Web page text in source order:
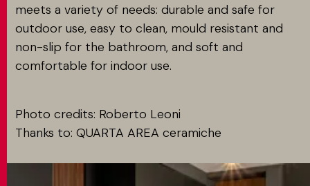
meets a variety of needs: durable and safe for
outdoor use, easy to clean, mould resistant and
non-slip for the bathroom, and soft and
comfortable for indoor use.
Photo credits: Roberto Leoni
Thanks to: QUARTA AREA ceramiche